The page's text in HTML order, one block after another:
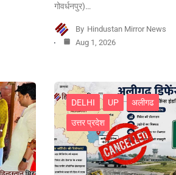
गोवर्धनपुर)…
By Hindustan Mirror News
Aug 1, 2026
DELHI UP अलीगढ
उत्तर प्रदेश